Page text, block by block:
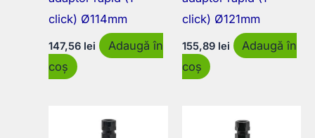
click) Ø114mm
147,56 lei
Adaugă în
coș
click) Ø121mm
155,89 lei
Adaugă în
coș